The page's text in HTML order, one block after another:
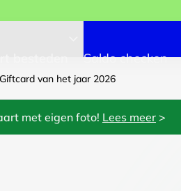
Saldo checken
Giftcard van het jaar 2026
met eigen foto! Lees meer >